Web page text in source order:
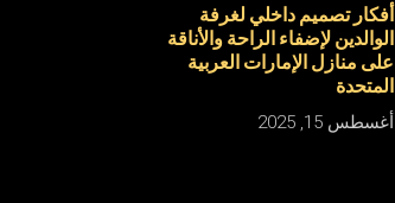
أفكار تصميم داخلي لغرفة
الوالدين لإضفاء الراحة والأناقة
على منازل الإمارات العربية
المتحدة
أغسطس 15, 2025